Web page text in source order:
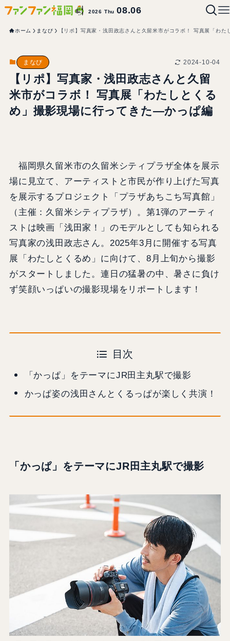
2026 Thu08.06
ホーム まなび 【リポ】写真家・浅田政志さんと久留米市がコラボ！ 写真展「わ
まなび 2024-10-04
【リポ】写真家・浅田政志さんと久留
米市がコラボ！ 写真展「わたしとくる
め」撮影現場に行ってきた―かっぱ編
福岡県久留米市の久留米シティプラザ全体を展示
場に見立て、アーティストと市民が作り上げた写真
を展示するプロジェクト「プラザあちこち写真館」
（主催：久留米シティプラザ）。第1弾のアーティ
ストは映画「浅田家！」のモデルとしても知られる
写真家の浅田政志さん。2025年3月に開催する写真
展「わたしとくるめ」に向けて、8月上旬から撮影
がスタートしました。連日の猛暑の中、暑さに負け
ず笑顔いっぱいの撮影現場をリポートします！
目次
「かっぱ」をテーマにJR田主丸駅で撮影
かっぱ姿の浅田さんとくるっぱが楽しく共演！
「かっぱ」をテーマにJR田主丸駅で撮影